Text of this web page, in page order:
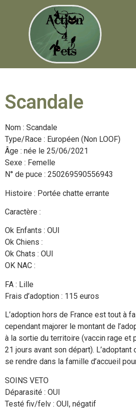
Scandale
Nom : Scandale
Type/Race : Européen (Non LOOF)
Âge : née le 25/06/2021
Sexe : Femelle
N° de puce : 250269590556943
Histoire : Portée chatte errante
Caractère :
Ok Enfants : OUI
Ok Chiens :
Ok Chats : OUI
OK NAC :
FA : Lille
Frais d’adoption : 115 euros
L’adoption hors de France est tout à
cependant majorer le montant de
à la sortie du territoire (vaccin rage et
21 jours avant son départ).
se rendre dans la famille d’accueil
SOINS VETO
Déparasité : OUI
Testé fiv/felv : OUI, négatif